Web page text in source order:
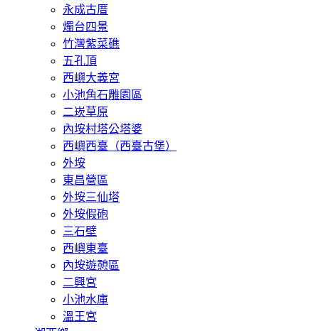
永成古厝
燭台四景
竹灣紫菜礁
五孔頂
西嶼大義宮
小池角石雕園區
二崁草原
內垵村塔公塔婆
西嶼西臺（西臺古堡）
外垵
東昌營區
外垵三仙塔
外垵假砲
三石壁
西嶼東臺
內垵遊憩區
二興宮
小池水庫
溫王宮